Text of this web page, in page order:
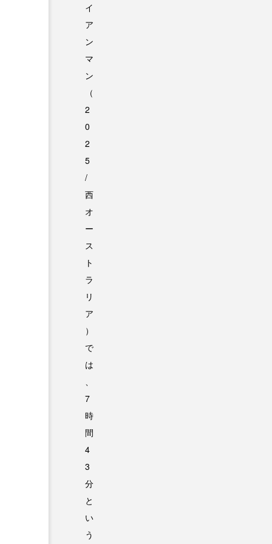
イ
ア
ン
マ
ン
（
2
0
2
5
/
西
オ
ー
ス
ト
ラ
リ
ア
）
で
は
7
時
間
4
3
分
と
い
う